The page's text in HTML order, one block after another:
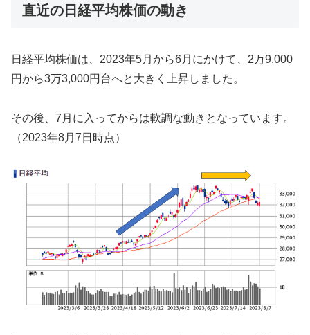
直近の日経平均株価の動き
日経平均株価は、2023年5月から6月にかけて、2万9,000
円から3万3,000円台へと大きく上昇しました。
その後、7月に入ってからは軟調な動きとなっています。
（2023年8月7日時点）